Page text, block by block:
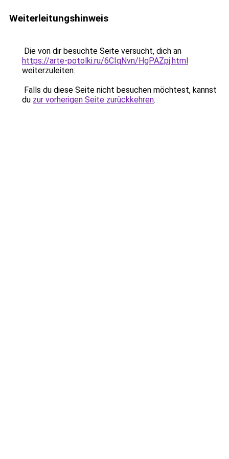
Weiterleitungshinweis
Die von dir besuchte Seite versucht, dich an
https://arte-potolki.ru/6CIqNvn/HgPAZpj.html
weiterzuleiten.
Falls du diese Seite nicht besuchen möchtest, kannst
du zur vorherigen Seite zurückkehren.